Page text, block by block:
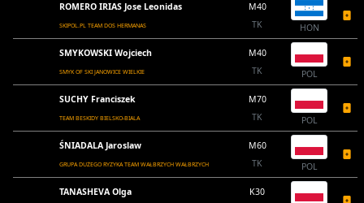
ROMERO IRIAS Jose Leonidas
SKIPOL.PL TEAM DOS HERMANAS
M40
TK
HON
SMYKOWSKI Wojciech
SMYK OF SKI JANOWICE WIELKIE
M40
TK
POL
SUCHY Franciszek
TEAM BESKIDY BIELSKO-BIALA
M70
TK
POL
ŚNIADALA Jaroslaw
GRUPA DUŻEGO RYZYKA TEAM WAŁBRZYCH WAŁBRZYCH
M60
TK
POL
TANASHEVA Olga
K30